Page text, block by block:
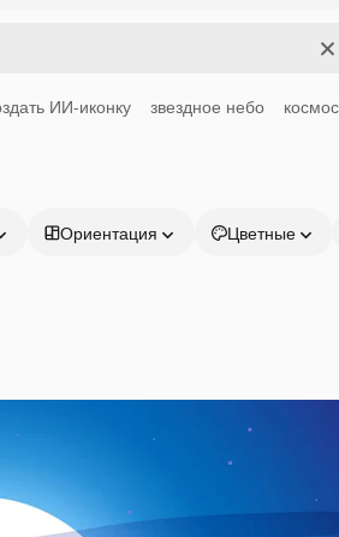
ИИ-иконку звездное небо
Ориентация Цветные
Начать